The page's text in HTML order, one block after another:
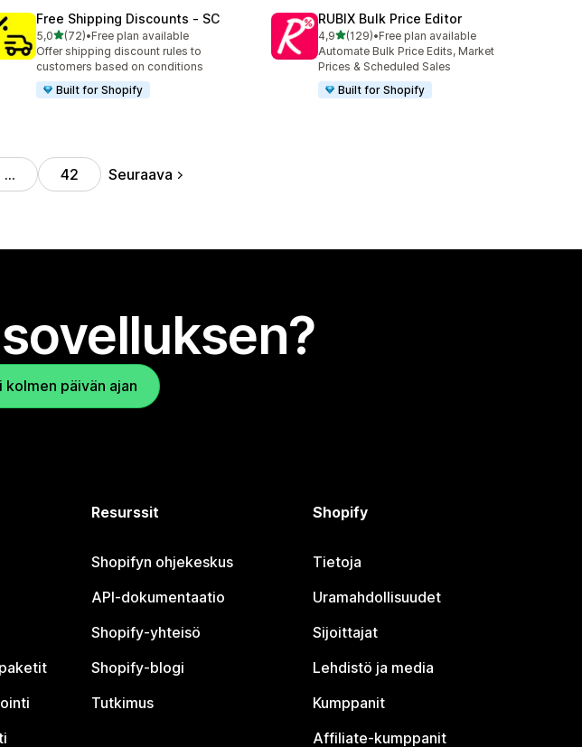
Free Shipping Discounts ‑ SC
5,0/ 5 tähteä
(72)
72 arvostelua yhteensä
•Free plan available
Offer shipping discount rules to
customers based on conditions
Built for Shopify
RUBIX Bulk Price Editor
4,9/ 5 tähteä
(129)
129 arvostelua yhteensä
•Free plan available
Automate Bulk Price Edits, Market
Prices & Scheduled Sales
Built for Shopify
… 42 Seuraava
päivän ajan
Resurssit
Shopifyn ohjekeskus
API-dokumentaatio
Shopify-yhteisö
Shopify-blogi
Tutkimus
Shopify
Tietoja
Uramahdollisuudet
Sijoittajat
Lehdistö ja media
Kumppanit
Affiliate-kumppanit